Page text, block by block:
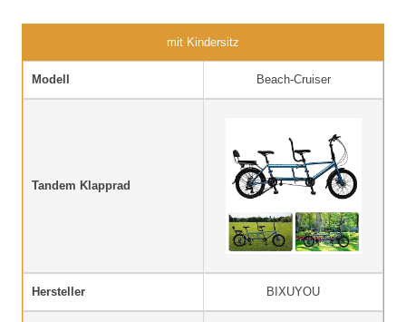
mit Kindersitz
Modell Beach-Cruiser
Tandem Klapprad
Hersteller BIXUYOU